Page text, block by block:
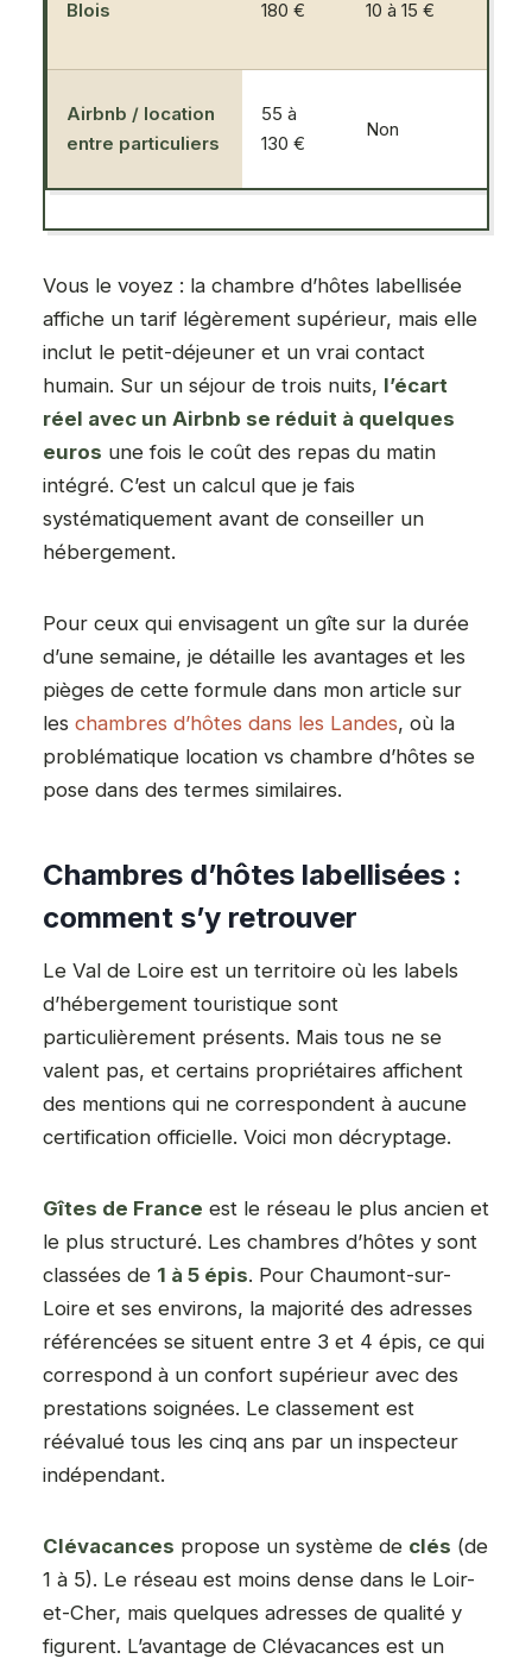
Blois 180 € 10 à 15 €
Airbnb / location
entre particuliers
55 à
130 €
Non
Vous le voyez : la chambre d’hôtes labellisée
affiche un tarif légèrement supérieur, mais elle
inclut le petit-déjeuner et un vrai contact
humain. Sur un séjour de trois nuits, l’écart
réel avec un Airbnb se réduit à quelques
euros une fois le coût des repas du matin
intégré. C’est un calcul que je fais
systématiquement avant de conseiller un
hébergement.
Pour ceux qui envisagent un gîte sur la durée
d’une semaine, je détaille les avantages et les
pièges de cette formule dans mon article sur
les chambres d’hôtes dans les Landes, où la
problématique location vs chambre d’hôtes se
pose dans des termes similaires.
Chambres d’hôtes labellisées :
comment s’y retrouver
Le Val de Loire est un territoire où les labels
d’hébergement touristique sont
particulièrement présents. Mais tous ne se
valent pas, et certains propriétaires affichent
des mentions qui ne correspondent à aucune
certification officielle. Voici mon décryptage.
Gîtes de France est le réseau le plus ancien et
le plus structuré. Les chambres d’hôtes y sont
classées de 1 à 5 épis. Pour Chaumont-sur-
Loire et ses environs, la majorité des adresses
référencées se situent entre 3 et 4 épis, ce qui
correspond à un confort supérieur avec des
prestations soignées. Le classement est
réévalué tous les cinq ans par un inspecteur
indépendant.
Clévacances propose un système de clés (de
1 à 5). Le réseau est moins dense dans le Loir-
et-Cher, mais quelques adresses de qualité y
figurent. L’avantage de Clévacances est un